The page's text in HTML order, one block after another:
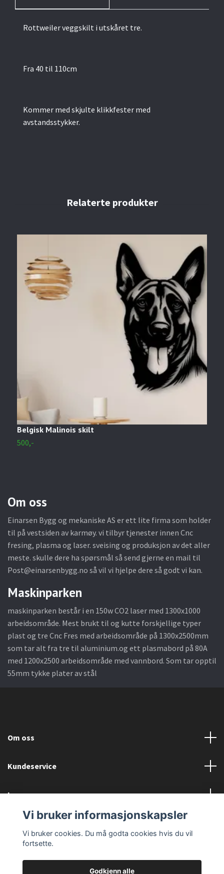
Om oss
Einarsen Bygg og mekaniske AS er ett lite firma som holder
til på vestsiden av karmøy. vi tilbyr tjenester innen Cnc
fresing, plasma og laser. sveising og produksjon av det aller
meste. skulle dere ha spørsmål så send gjerne en mail til
Post@einarsenbygg.no så vil vi hjelpe dere så godt vi kan.
Maskinparken
maskinparken består i en 150w CO2 laser med 1300x1000
arbeidsområde. Mest brukt til og kutte forskjellige typer
plast og tre Cnc Fres med arbeidsområde på 1300x2500mm
som tar alt fra tre til aluminium.og ett plasmabord på 80A
med 1200x2500 arbeidsområde med vannbord. Som tar opptil
55mm tykke plater av stål
Rottweiler veggskilt i utskåret tre.
Fra 40 til 110cm
Kommer med skjulte klikkfester med
avstandsstykker.
Belgisk Malinois skilt
500,-
Om oss
Kundeservice
Les mer
Sosiale medier
Vi bruker informasjonskapsler
Vi bruker cookies. Du må godta cookies hvis du vil
fortsette.
Godkjenn alle